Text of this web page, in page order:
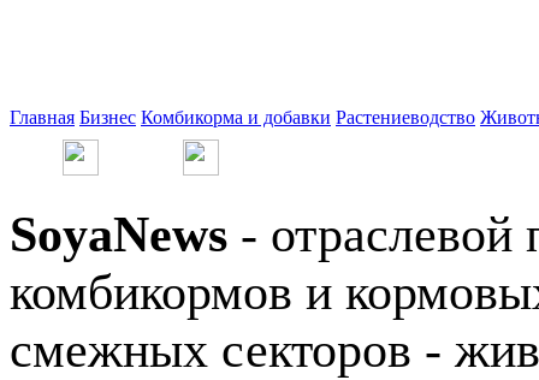
Главная Бизнес Комбикорма и добавки Растениеводство
SoyaNews - отраслевой
комбикормов и
смежных секторов -